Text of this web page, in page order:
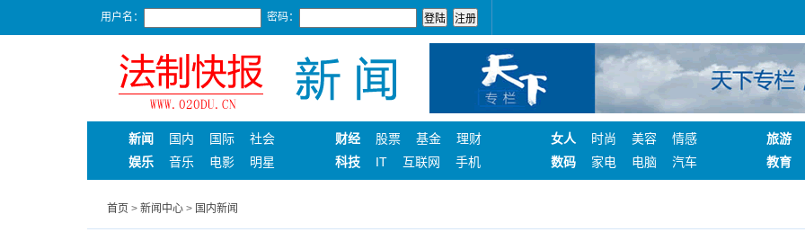
用户名： 密码：
新闻 国内 国际
社会
娱乐
音乐 电影 明星
财经 股票 基金
理财
科技
IT 互联网 手机
女人 时尚 美容
情感
数码
家电 电脑 汽车
旅游
教育
首页 > 新闻中心 > 国内新闻